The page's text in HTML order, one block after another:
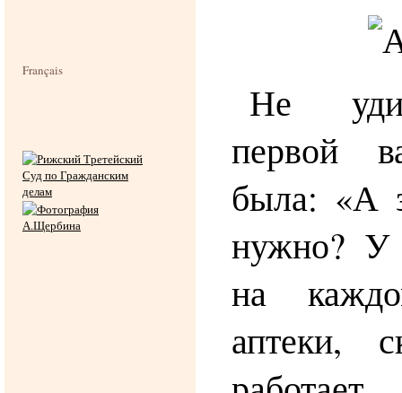
Français
Не
первой
была: «А
нужно? У
на
аптеки,